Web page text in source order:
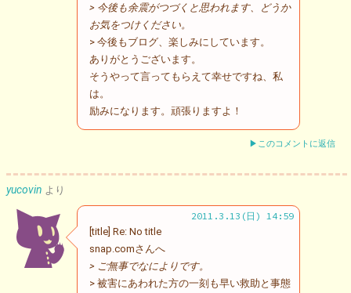
> 今後も余震がつづくと思われます、どうか
お気をつけください。
> 今後もブログ、楽しみにしています。
ありがとうございます。
そうやって言ってもらえて幸せですね、私
は。
励みになります。頑張りますよ！
▶このコメントに返信
yucovin より
2011.3.13(日) 14:59
[title] Re: No title
snap.comさんへ
> ご無事でなによりです。
> 被害にあわれた方の一刻も早い救助と事態